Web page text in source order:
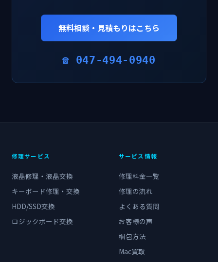
無料相談・見積もりはこちら
☎ 047-494-0940
修理サービス
液晶修理・液晶交換
キーボード修理・交換
HDD/SSD交換
ロジックボード交換
サービス情報
修理料金一覧
修理の流れ
よくある質問
お客様の声
梱包方法
Mac買取